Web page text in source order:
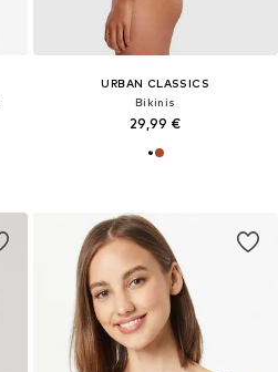
URBAN CLASSICS
Bikinis
29,99 €